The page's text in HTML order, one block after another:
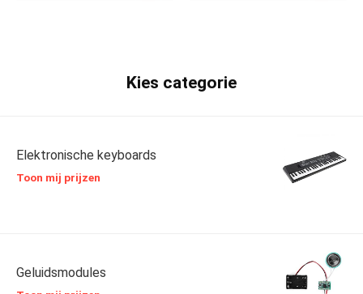
Kies categorie
Elektronische keyboards
Toon mij prijzen
Geluidsmodules